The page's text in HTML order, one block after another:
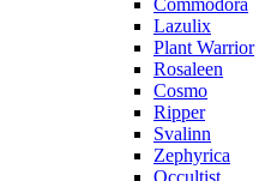
Commodora
Lazulix
Plant Warrior
Rosaleen
Cosmo
Ripper
Svalinn
Zephyrica